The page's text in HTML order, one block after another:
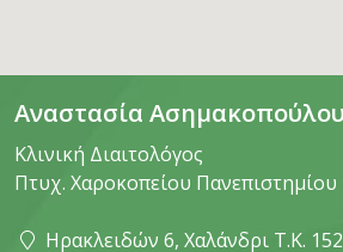
Αναστασία Ασημακοπούλου
Κλινική Διαιτολόγος
Πτυχ. Χαροκοπείου Πανεπιστημίου
Ηρακλειδών 6, Χαλάνδρι Τ.Κ.